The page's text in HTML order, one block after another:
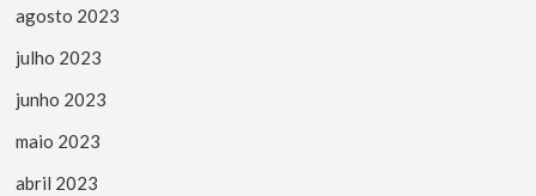
agosto 2023
julho 2023
junho 2023
maio 2023
abril 2023